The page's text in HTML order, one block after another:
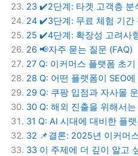
23 ✔️2단계: 타겟 고객층 분
24 ✔️3단계: 무료 체험 기간
25 ✔️4단계: 확장성 고려사
26 📢자주 묻는 질문 (FAQ)
27 Q: 이커머스 플랫폼 초
28 Q: 어떤 플랫폼이 SEO
29 Q: 쿠팡 입점과 자사몰
30 Q: 해외 진출을 위해서
31 Q: AI 시대에 대비한 플
32 📌결론: 2025년 이커머
33 이 주제에 더 깊이 알고